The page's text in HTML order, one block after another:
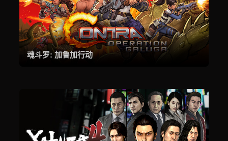
魂斗罗: 加鲁加行动